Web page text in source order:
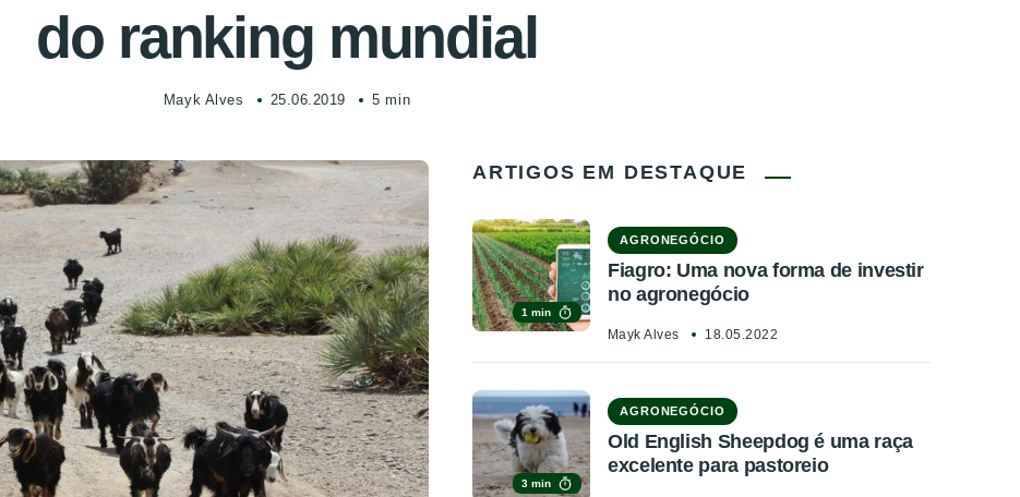
do ranking mundial
Mayk Alves 25.06.2019 5 min
ARTIGOS EM DESTAQUE
1 min
AGRONEGÓCIO
Fiagro: Uma nova forma de investir
no agronegócio
Mayk Alves 18.05.2022
3 min
AGRONEGÓCIO
Old English Sheepdog é uma raça
excelente para pastoreio